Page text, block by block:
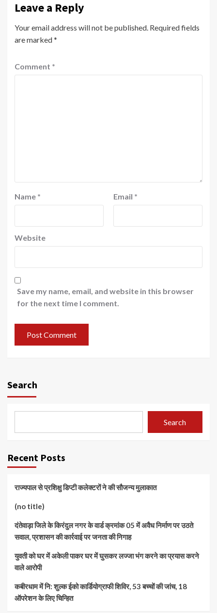
Leave a Reply
Your email address will not be published. Required fields
are marked*
Comment *
Name * Email *
Website
Save my name, email, and website in this browser
for the next time I comment.
Search
Search
Recent Posts
राज्यपाल से प्रशिक्षु डिप्टी कलेक्टरों ने की सौजन्य मुलाकात
(no title)
दंतेवाड़ा जिले के किरंदुल नगर के वार्ड क्रमांक 05 में अवैध निर्माण पर उठते
सवाल, प्रशासन की कार्रवाई पर जनता की निगाह
युवती को घर में अकेली पाकर घर में घुसकर लज्जा भंग करने का प्रयास करने
वाले आरोपी
कबीरधाम में नि: शुल्क ईको कार्डियोग्राफी शिविर, 53 बच्चों की जांच, 18
ऑपरेशन के लिए चिन्हित